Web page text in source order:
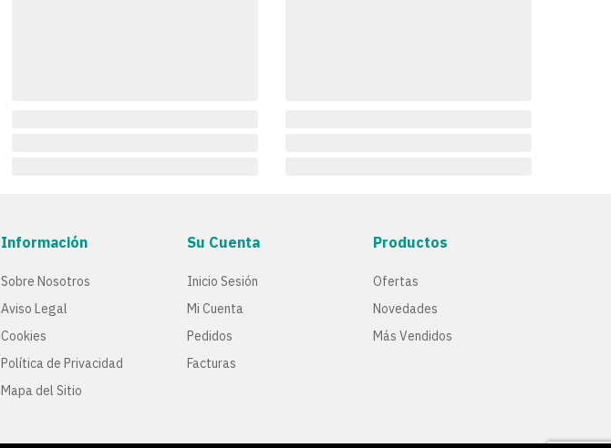
Información
Sobre Nosotros
Aviso Legal
Cookies
Política de Privacidad
Mapa del Sitio
Su Cuenta
Inicio Sesión
Mi Cuenta
Pedidos
Facturas
Productos
Ofertas
Novedades
Más Vendidos